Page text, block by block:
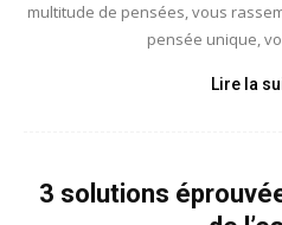
multitude de pensées, vous
pensée unique,
Lire la
3 solutions